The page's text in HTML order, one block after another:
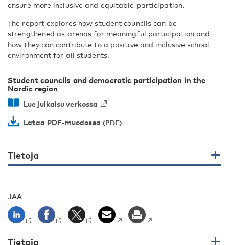
ensure more inclusive and equitable participation.
The report explores how student councils can be
strengthened as arenas for meaningful participation and
how they can contribute to a positive and inclusive school
environment for all students.
Student councils and democratic participation in the
Nordic region
Lue julkaisu verkossa
Lataa PDF-muodossa
Tietoja
JAA
Tietoja